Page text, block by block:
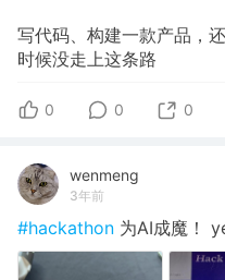
写代码、构建一款产品，
时候没走上这条路
0 0 0
wenmeng
3年前
#hackathon 为AI成魔！